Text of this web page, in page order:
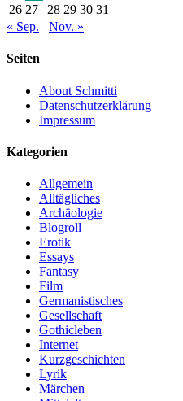
26 27 28 29 30 31
« Sep.
Nov. »
Seiten
About Schmitti
Datenschutzerklärung
Impressum
Kategorien
Allgemein
Alltägliches
Archäologie
Blogroll
Erotik
Essays
Fantasy
Film
Germanistisches
Gesellschaft
Gothicleben
Internet
Kurzgeschichten
Lyrik
Märchen